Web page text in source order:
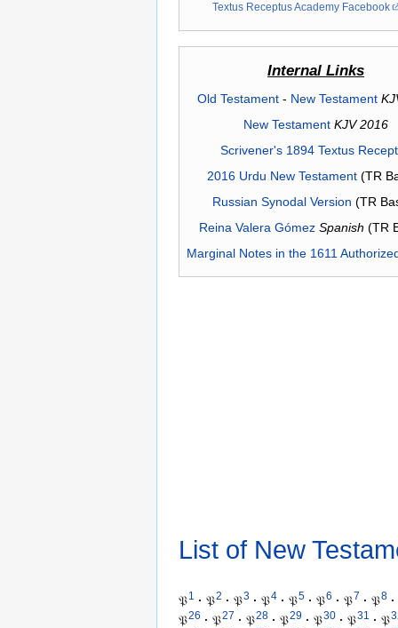
Textus Receptus Academy Facebook
Internal Links
Old Testament- New Testament
New Testament KJV 2016
Scrivener's 1894 Textus
2016 Urdu New Testament(TR
Russian Synodal Version (TR
Reina Valera Gómez Spanish (TR
Marginal Notes in the 1611
List of New
𝔓1 · 𝔓2 · 𝔓3 · 𝔓4 · 𝔓5 · 𝔓6 · 𝔓7 · 𝔓8 ·
𝔓26 · 𝔓27 · 𝔓28 · 𝔓29 · 𝔓30 · 𝔓31 · 𝔓